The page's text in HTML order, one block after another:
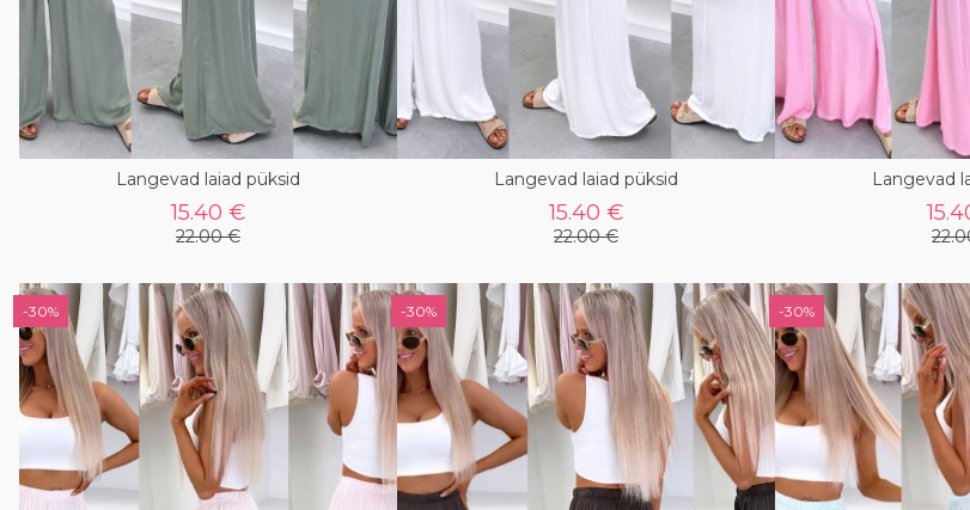
Langevad laiad püksid
15.40 €
22.00 €
Langevad laiad püksid
15.40 €
22.00 €
Langevad
-30% -30% -30%